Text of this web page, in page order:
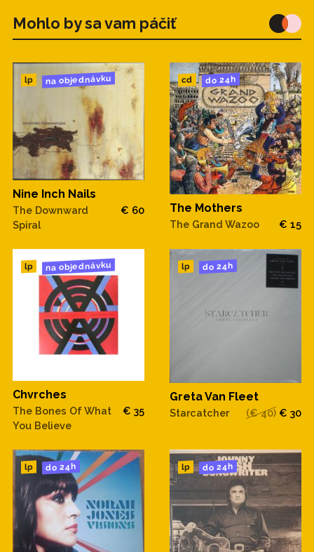
Mohlo by sa vam páčiť
lp na objednávku
Nine Inch Nails
The Downward
Spiral
€ 60
cd do 24h
The Mothers
The Grand Wazoo € 15
lp na objednávku
Chvrches
The Bones Of What
You Believe
€ 35
lp do 24h
Greta Van Fleet
Starcatcher (€ 40) € 30
lp do 24h lp do 24h